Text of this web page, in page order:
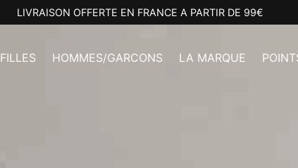
LIVRAISON OFFERTE EN FRANCE A PARTIR DE 99€
FILLES HOMMES/GARCONS LA MARQUE